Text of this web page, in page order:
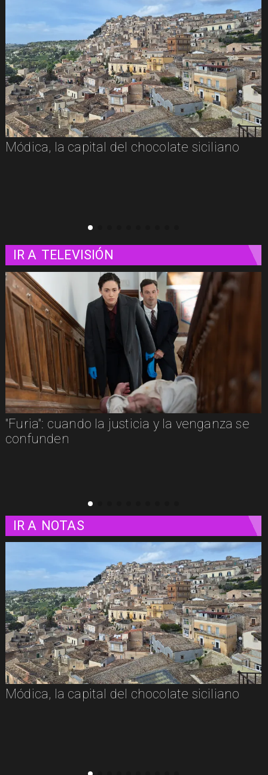
Módica, la capital del chocolate siciliano
IR A TELEVISIÓN
"Furia": cuando la justicia y la venganza se
confunden
IR A NOTAS
Módica, la capital del chocolate siciliano